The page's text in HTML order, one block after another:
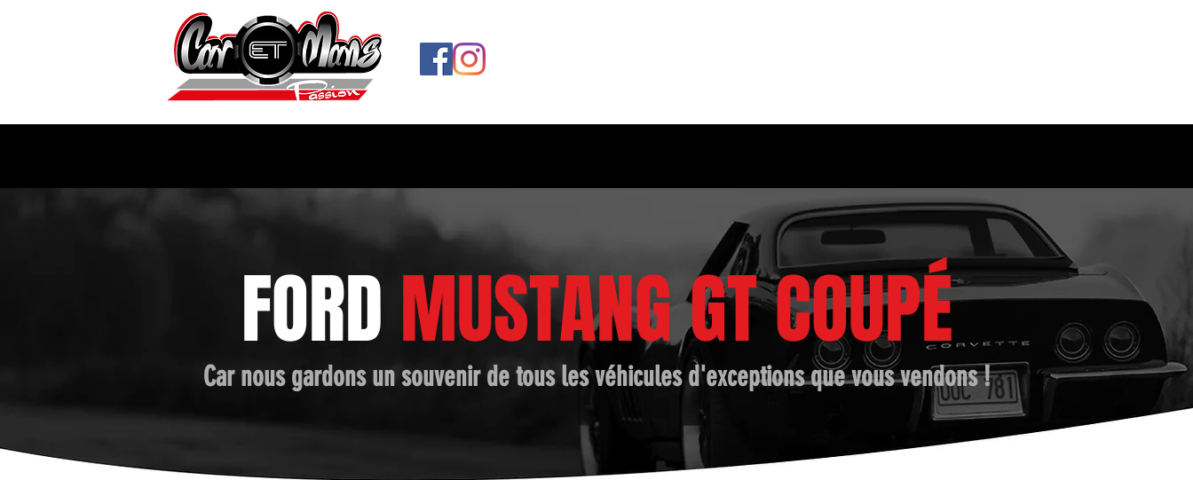
FORDMUSTANG GT COUPÉ
Car nous gardons un souvenir de tous les véhicules d'exceptions que vous vendons !